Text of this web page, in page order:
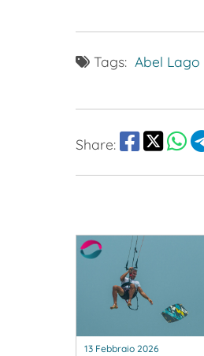
Tags: Abel Lago
Share:
13 Febbraio 2026